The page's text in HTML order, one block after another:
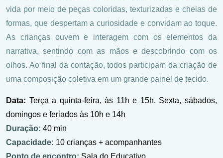
vida por meio de peças coloridas, texturizadas e cheias de
formas, que despertam a curiosidade e convidam ao toque.
As crianças ouvem e interagem com os elementos da
narrativa, sentindo com as mãos e descobrindo com os
olhos. Ao final da contação, todos participam da criação de
uma composição coletiva em um grande painel de tecido.
Data: Terça a quinta-feira, às 11h e 15h. Sexta, sábados,
domingos e feriados às 10h e 14h
Duração: 40 min
Capacidade: 10 crianças + acompanhantes
Ponto de encontro: Sala do Educativo